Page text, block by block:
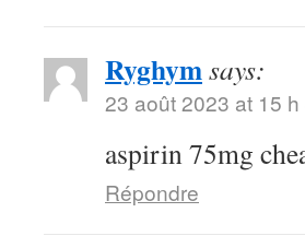
Ryghymsays:
23 août 2023 at 15
aspirin 75mg
Répondre